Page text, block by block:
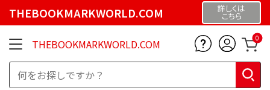
THEBOOKMARKWORLD.COM 詳しくは
こちら
THEBOOKMARKWORLD.COM 0